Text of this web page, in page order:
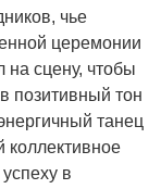
чье
церемонии
на сцену, чтобы
позитивный тон
танец
коллективное
в